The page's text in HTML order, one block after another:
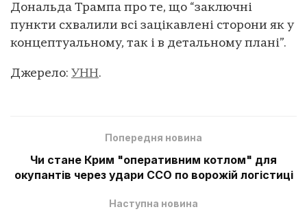
Дональда Трампа про те, що “заключні
пункти схвалили всі зацікавлені сторони як у
концептуальному, так і в детальному плані”.
Джерело: УНН.
Попередня новина
Чи стане Крим "оперативним котлом" для
окупантів через удари ССО по ворожій логістиці
Наступна новина